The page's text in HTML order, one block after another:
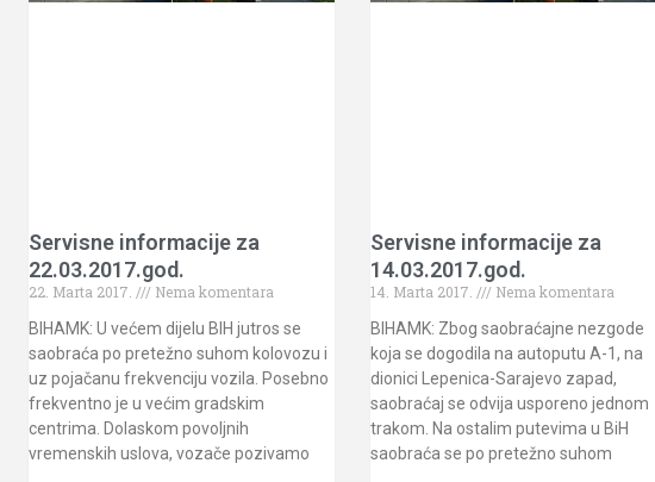
Servisne informacije za
22.03.2017.god.
22. Marta 2017.
Nema komentara
BIHAMK: U većem dijelu BIH jutros se
saobraća po pretežno suhom kolovozu i
uz pojačanu frekvenciju vozila. Posebno
frekventno je u većim gradskim
centrima. Dolaskom povoljnih
vremenskih uslova, vozače pozivamo
Servisne informacije za
14.03.2017.god.
14. Marta 2017.
Nema komentara
BIHAMK: Zbog saobraćajne nezgode
koja se dogodila na autoputu A-1, na
dionici Lepenica-Sarajevo zapad,
saobraćaj se odvija usporeno jednom
trakom. Na ostalim putevima u BiH
saobraća se po pretežno suhom